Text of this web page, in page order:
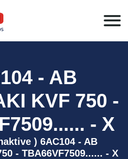
- AB
KVF 750 -
- X
) 6AC104 - AB
- TBA66VF7509...... - X